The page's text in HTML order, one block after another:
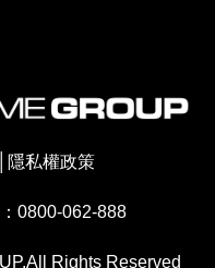
隱私權政策
0800-062-888
Rights Reserved